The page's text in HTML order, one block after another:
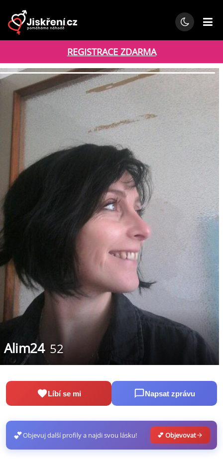
REGISTRACE ZDARMA
Alim24 52
Líbí se mi Napsat zprávu
💕Objevuj další profily a najdi svou lásku! 💕 Objevovat